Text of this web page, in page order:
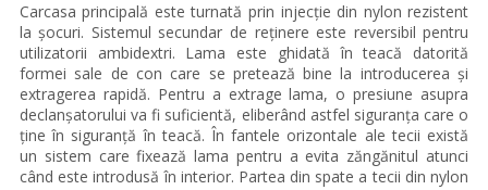
Carcasa principală este turnată prin injecție din nylon rezistent
la șocuri. Sistemul secundar de reținere este reversibil pentru
utilizatorii ambidextri. Lama este ghidată în teacă datorită
formei sale de con care se pretează bine la introducerea și
extragerea rapidă. Pentru a extrage lama, o presiune asupra
declanșatorului va fi suficientă, eliberând astfel siguranța care o
ține în siguranță în teacă. În fantele orizontale ale tecii există
un sistem care fixează lama pentru a evita zăngănitul atunci
când este introdusă în interior. Partea din spate a tecii din nylon